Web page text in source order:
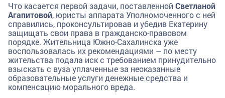
Что касается первой задачи, поставленной Светланой
Агапитовой, юристы аппарата Уполномоченного с ней
справились, проконсультировав и убедив Екатерину
защищать свои права в гражданско-правовом
порядке. Жительница Южно-Сахалинска уже
воспользовалась их рекомендациями – по месту
жительства подала иск с требованием принудительно
взыскать с вуза уплаченные за неоказанные
образовательные услуги денежные средства и
компенсацию морального вреда.